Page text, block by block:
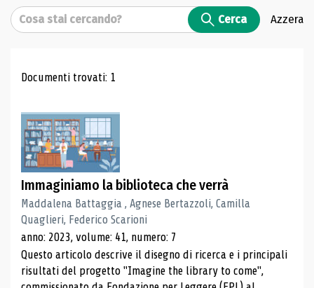
Cerca Cerca Azzera
Risultati di ricerca
Documenti trovati: 1
Immaginiamo la biblioteca che verrà
Maddalena Battaggia , Agnese Bertazzoli, Camilla
Quaglieri, Federico Scarioni
anno: 2023, volume: 41, numero: 7
Questo articolo descrive il disegno di ricerca e i principali
risultati del progetto "Imagine the library to come",